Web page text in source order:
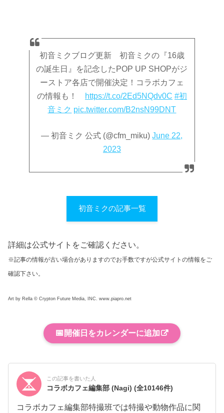
初音ミクブログ更新 初音ミクの『16歳
の誕生日』を記念したPOP UP SHOPがジ
ーストア各店で開催決定！コラボカフェ
の情報も！
https://t.co/2Ed5NQdv0C #初
音ミク pic.twitter.com/B2nsN99DNT
— 初音ミク 公式 (@cfm_miku)June 22,
2023
初音ミクの記事一覧
詳細は公式サイトをご確認ください。
※記事の情報が古い場合がありますのでお手数ですが公式サイトの情報をご
確認下さい。
Art by Rella © Crypton Future Media, INC. www.piapro.net
📅 開催日をカレンダーに追加
この記事を書いた人
コラボカフェ編集部 (Nagi)(全10146件)
コラボカフェ編集部特撮班では特撮や動物作品に関